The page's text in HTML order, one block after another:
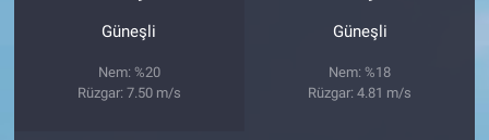
Güneşli
Nem: %20
Rüzgar: 7.50 m/s
Güneşli
Nem: %18
Rüzgar: 4.81 m/s